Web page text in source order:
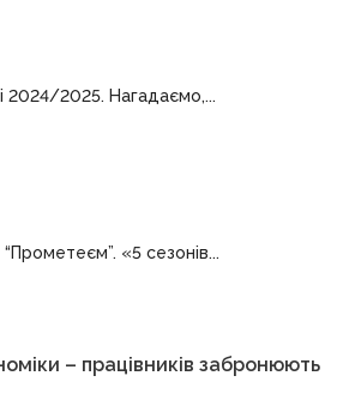
2024/2025. Нагадаємо,...
«5 сезонів...
– працівників забронюють